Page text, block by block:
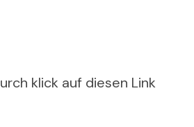
klick auf diesen Link